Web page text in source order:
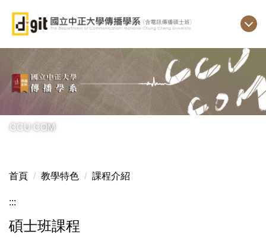
主
區
CCU COM
首頁 教學特色 課程介紹
:::
碩士班課程